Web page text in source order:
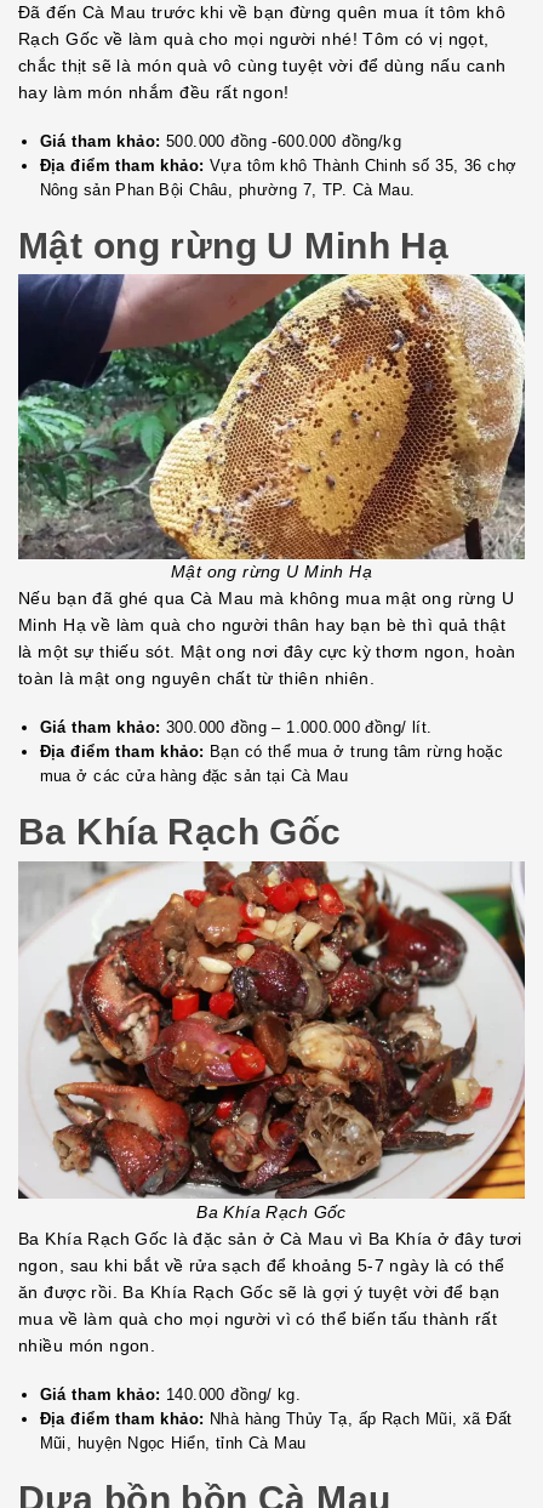
Đã đến Cà Mau trước khi về bạn đừng quên mua ít tôm khô
Rạch Gốc về làm quà cho mọi người nhé! Tôm có vị ngọt,
chắc thịt sẽ là món quà vô cùng tuyệt vời để dùng nấu canh
hay làm món nhắm đều rất ngon!
Giá tham khảo: 500.000 đồng -600.000 đồng/kg
Địa điểm tham khảo: Vựa tôm khô Thành Chinh số 35, 36 chợ
Nông sản Phan Bội Châu, phường 7, TP. Cà Mau.
Mật ong rừng U Minh Hạ
Mật ong rừng U Minh Hạ
Nếu bạn đã ghé qua Cà Mau mà không mua mật ong rừng U
Minh Hạ về làm quà cho người thân hay bạn bè thì quả thật
là một sự thiếu sót. Mật ong nơi đây cực kỳ thơm ngon, hoàn
toàn là mật ong nguyên chất từ thiên nhiên.
Giá tham khảo: 300.000 đồng – 1.000.000 đồng/ lít.
Địa điểm tham khảo: Bạn có thể mua ở trung tâm rừng hoặc
mua ở các cửa hàng đặc sản tại Cà Mau
Ba Khía Rạch Gốc
Ba Khía Rạch Gốc
Ba Khía Rạch Gốc là đặc sản ở Cà Mau vì Ba Khía ở đây tươi
ngon, sau khi bắt về rửa sạch để khoảng 5-7 ngày là có thể
ăn được rồi. Ba Khía Rạch Gốc sẽ là gợi ý tuyệt vời để bạn
mua về làm quà cho mọi người vì có thể biến tấu thành rất
nhiều món ngon.
Giá tham khảo: 140.000 đồng/ kg.
Địa điểm tham khảo: Nhà hàng Thủy Tạ, ấp Rạch Mũi, xã Đất
Mũi, huyện Ngọc Hiển, tỉnh Cà Mau
Dưa bồn bồn Cà Mau